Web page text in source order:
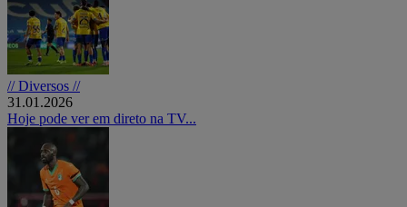
// Diversos //
31.01.2026
Hoje pode ver em direto na TV...